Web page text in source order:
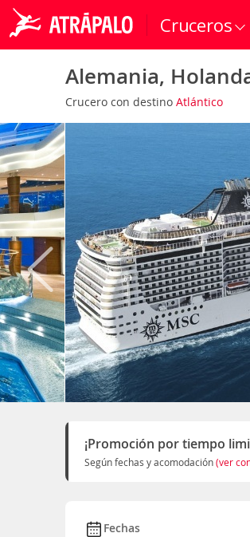
Cruceros
Alemania,
Crucero con destino Atlántico
¡Promoción por tiempo
Según fechas y acomodación(ver
Fechas